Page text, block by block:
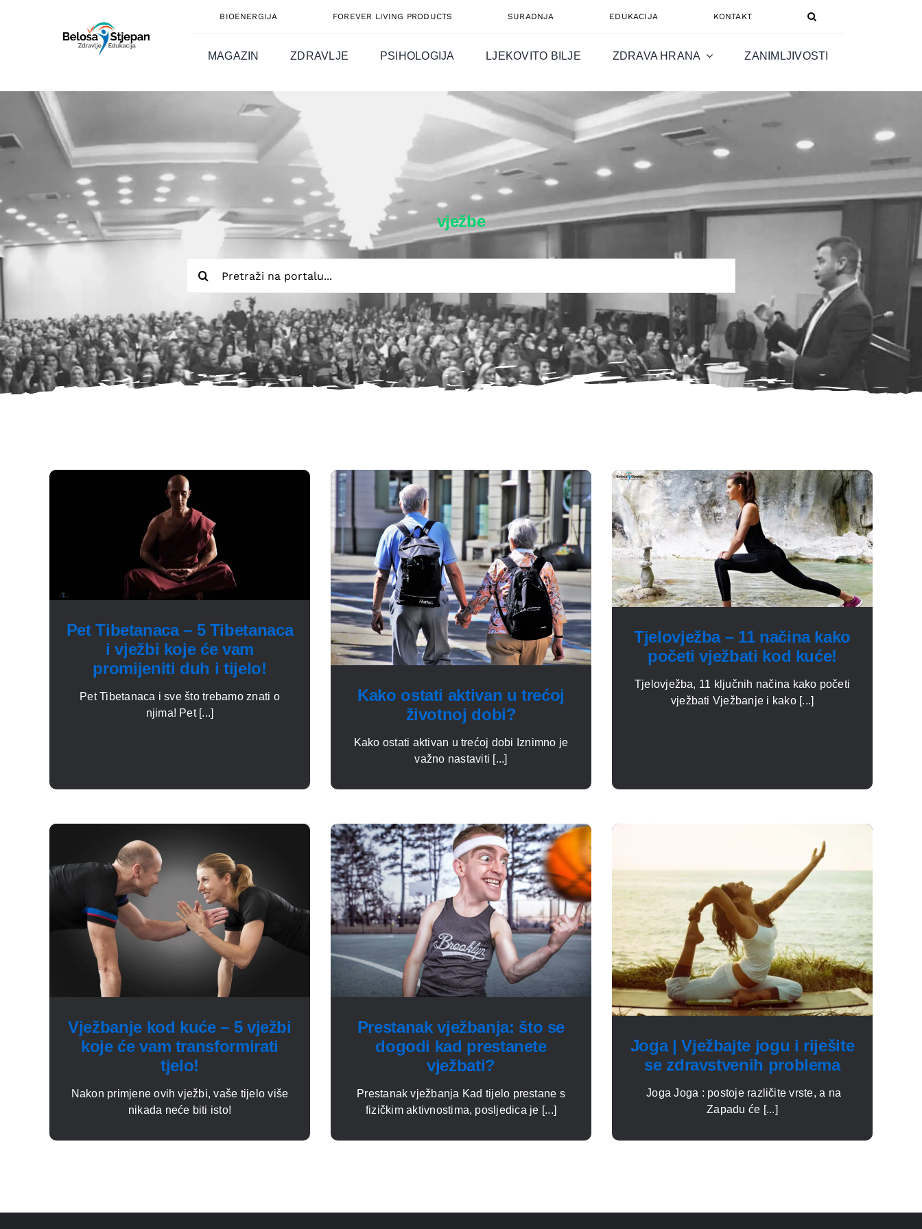
BIOENERGIJA FOREVER LIVING PRODUCTS SURADNJA EDUKACIJA KONTAKT
MAGAZIN ZDRAVLJE PSIHOLOGIJA LJEKOVITO BILJE ZDRAVA HRANA ZANIMLJIVOSTI
vježbe
Pet Tibetanaca – 5 Tibetanaca
i vježbi koje će vam
promijeniti duh i tijelo!
Pet Tibetanaca i sve što trebamo znati o
njima! Pet [...]
Kako ostati aktivan u trećoj
životnoj dobi?
Kako ostati aktivan u trećoj dobi Iznimno je
važno nastaviti [...]
Tjelovježba – 11 načina kako
početi vježbati kod kuće!
Tjelovježba, 11 ključnih načina kako početi
vježbati Vježbanje i kako [...]
Vježbanje kod kuće – 5 vježbi
koje će vam transformirati
tjelo!
Nakon primjene ovih vježbi, vaše tijelo više
nikada neće biti isto!
Prestanak vježbanja: što se
dogodi kad prestanete
vježbati?
Prestanak vježbanja Kad tijelo prestane s
fizičkim aktivnostima, posljedica je [...]
Joga | Vježbajte jogu i riješite
se zdravstvenih problema
Joga Joga : postoje različite vrste, a na
Zapadu će [...]